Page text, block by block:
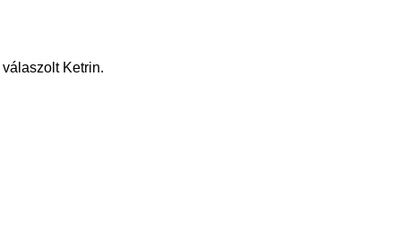
Ketrin.